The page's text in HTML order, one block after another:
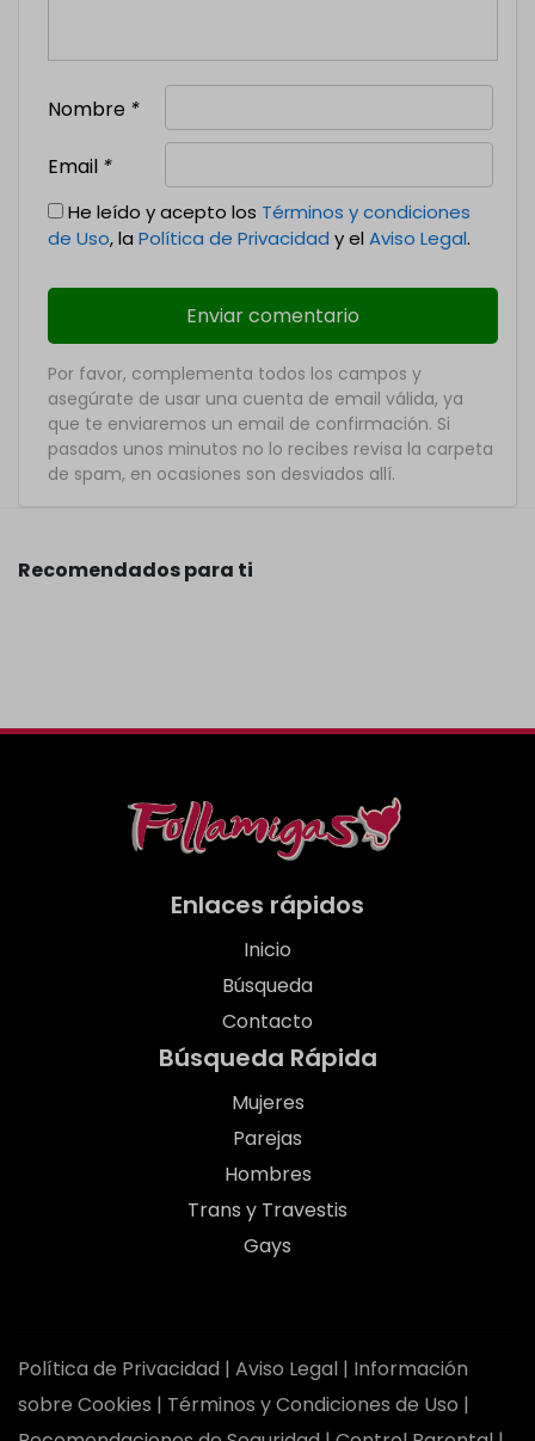
Nombre *
Email *
He leído y acepto los Términos y condiciones
de Uso, la Política de Privacidad y el Aviso Legal.
Por favor, complementa todos los campos y
asegúrate de usar una cuenta de email válida, ya
que te enviaremos un email de confirmación. Si
pasados unos minutos no lo recibes revisa la carpeta
de spam, en ocasiones son desviados allí.
Recomendados para ti
Enlaces rápidos
Inicio
Búsqueda
Contacto
Búsqueda Rápida
Mujeres
Parejas
Hombres
Trans y Travestis
Gays
Política de Privacidad | Aviso Legal | Información
sobre Cookies | Términos y Condiciones de Uso |